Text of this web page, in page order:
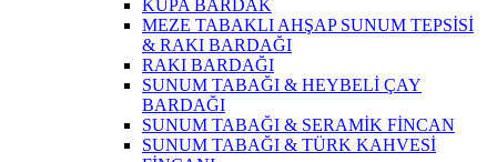
KUPA BARDAK
MEZE TABAKLI AHŞAP SUNUM TEPSİSİ
& RAKI BARDAĞI
RAKI BARDAĞI
SUNUM TABAĞI & HEYBELİ ÇAY
BARDAĞI
SUNUM TABAĞI & SERAMİK FİNCAN
SUNUM TABAĞI & TÜRK KAHVESİ